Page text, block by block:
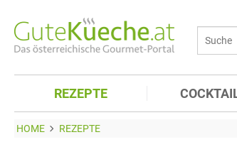
REZEPTE
HOME REZEPTE